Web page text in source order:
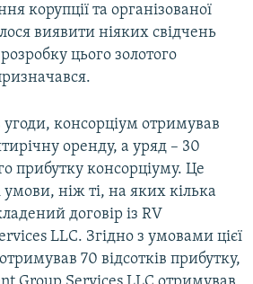
корупції та організованої
виявити ніяких свідчень
цього золотого
угоди, консорціум отримував
оренду, а уряд – 30
прибутку консорціуму. Це
умови, ніж ті, на яких кілька
договір із RV
LLC. Згідно з умовами цієї
70 відсотків прибутку,